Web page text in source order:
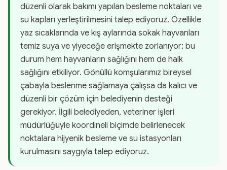
düzenli olarak bakımı yapılan besleme noktaları ve
su kapları yerleştirilmesini talep ediyoruz. Özellikle
yaz sıcaklarında ve kış aylarında sokak hayvanları
temiz suya ve yiyeceğe erişmekte zorlanıyor; bu
durum hem hayvanların sağlığını hem de halk
sağlığını etkiliyor. Gönüllü komşularımız bireysel
çabayla beslenme sağlamaya çalışsa da kalıcı ve
düzenli bir çözüm için belediyenin desteği
gerekiyor. İlgili belediyeden, veteriner işleri
müdürlüğüyle koordineli biçimde belirlenecek
noktalara hijyenik besleme ve su istasyonları
kurulmasını saygıyla talep ediyoruz.